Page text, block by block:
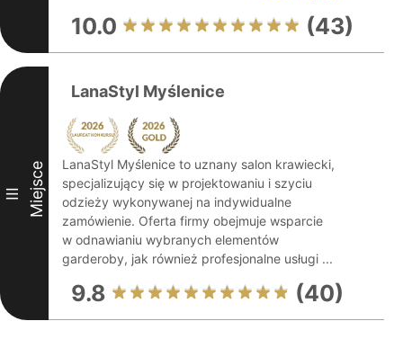
10.0 (43)
III Miejsce
LanaStyl Myślenice
LanaStyl Myślenice to uznany salon krawiecki,
specjalizujący się w projektowaniu i szyciu
odzieży wykonywanej na indywidualne
zamówienie. Oferta firmy obejmuje wsparcie
w odnawianiu wybranych elementów
garderoby, jak również profesjonalne usługi ...
9.8 (40)